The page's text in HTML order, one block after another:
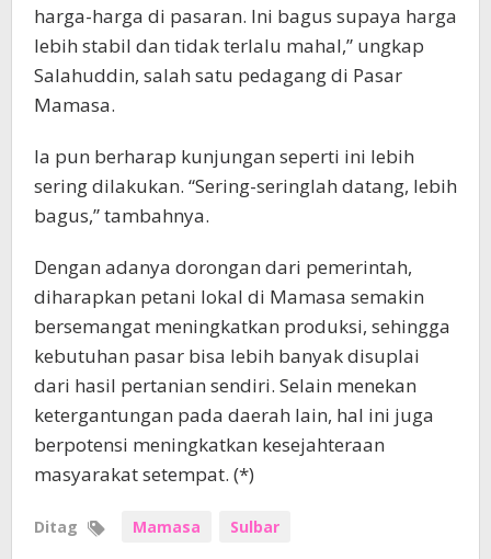
harga-harga di pasaran. Ini bagus supaya harga
lebih stabil dan tidak terlalu mahal,” ungkap
Salahuddin, salah satu pedagang di Pasar
Mamasa.
Ia pun berharap kunjungan seperti ini lebih
sering dilakukan. “Sering-seringlah datang, lebih
bagus,” tambahnya.
Dengan adanya dorongan dari pemerintah,
diharapkan petani lokal di Mamasa semakin
bersemangat meningkatkan produksi, sehingga
kebutuhan pasar bisa lebih banyak disuplai
dari hasil pertanian sendiri. Selain menekan
ketergantungan pada daerah lain, hal ini juga
berpotensi meningkatkan kesejahteraan
masyarakat setempat. (*)
Ditag Mamasa Sulbar